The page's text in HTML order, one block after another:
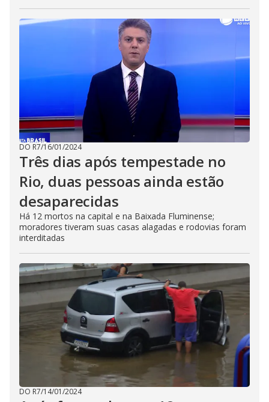
DO R7/16/01/2024
Três dias após tempestade no
Rio, duas pessoas ainda estão
desaparecidas
Há 12 mortos na capital e na Baixada Fluminense;
moradores tiveram suas casas alagadas e rodovias foram
interditadas
DO R7/14/01/2024